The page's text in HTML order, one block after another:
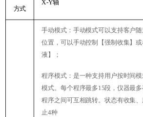
方式
X-Y轴
手动模式：手动模式可以支持客户
位置，可以手动控制【强制收集】
液】；
程序模式：是一种支持用户按时间
模式。每个程序最多15段，仪器最
程序之间可互相跳转。状态有收集
止4种